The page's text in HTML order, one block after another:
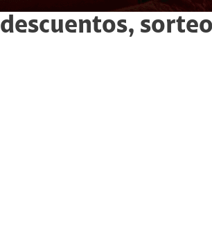
descuentos,